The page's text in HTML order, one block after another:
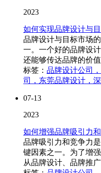
2023
如何实现品牌设计与
品牌设计与目标市场
一。一个好的品牌设
还能够传达品牌的价
标签： 品牌设计公司
司，东莞品牌设计，
07-13
2023
如何增强品牌吸引力
品牌吸引力和竞争力
键因素之一。为了增
从品牌设计、品牌推